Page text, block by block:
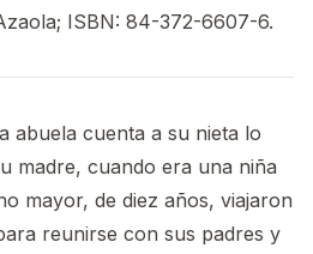
ISBN: 84-372-6607-6.
abuela cuenta a su nieta lo
madre, cuando era una niña
mayor, de diez años, viajaron
reunirse con sus padres y